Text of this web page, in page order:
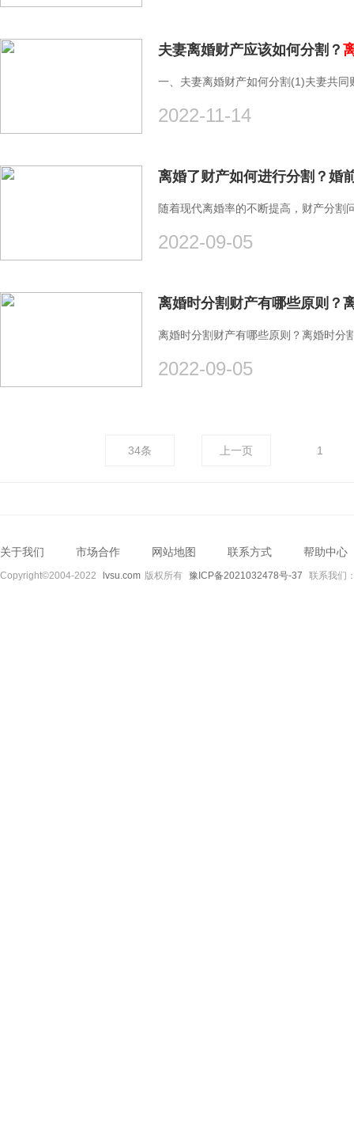
夫妻离婚财产应该如何分割？
一、夫妻离婚财产如何分割(1)夫妻共
2022-11-14
随着现代离婚率的不断提高，财产分割
2022-09-05
离婚时分割财产有哪些原则？离婚时分
2022-09-05
34条 上一页 1
关于我们 市场合作 网站地图 联系方式 帮助中心
Copyright©2004-2022 lvsu.com 版权所有 豫ICP备2021032478号-37 联系我们